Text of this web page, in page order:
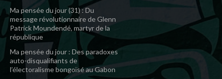
Ma pensée du jour (31) : Du
message révolutionnaire de Glenn
Patrick Moundendé, martyr de la
république
Ma pensée du jour : Des paradoxes
auto-disqualifiants de
l’électoralisme bongoïsé au Gabon